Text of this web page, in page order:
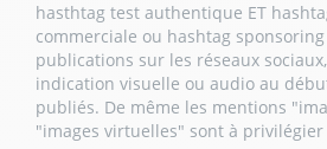
hasthtag test authentique ET
commerciale ou hashtag
publications sur les réseaux
indication visuelle ou audio au
publiés. De même les mentions
"images virtuelles" sont à privilégier